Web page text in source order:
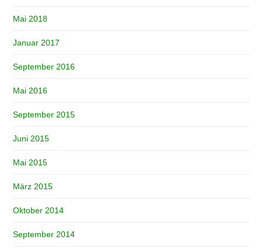
Mai 2018
Januar 2017
September 2016
Mai 2016
September 2015
Juni 2015
Mai 2015
März 2015
Oktober 2014
September 2014